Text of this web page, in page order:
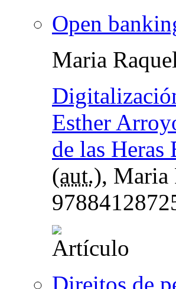
Open
Maria
Esther
de las Heras
(aut.), Maria